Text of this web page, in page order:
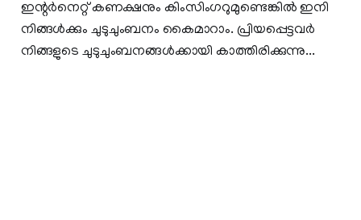
ഇന്റര്‍നെറ്റ് കണക്ഷനും കിംസിംഗറുമുണ്ടെങ്കില്‍ ഇനി
നിങ്ങള്‍ക്കും ചുടുചുംബനം കൈമാറാം. പ്രിയപ്പെട്ടവര്‍
നിങ്ങളുടെ ചുടുചുംബനങ്ങള്‍ക്കായി കാത്തിരിക്കുന്നു...